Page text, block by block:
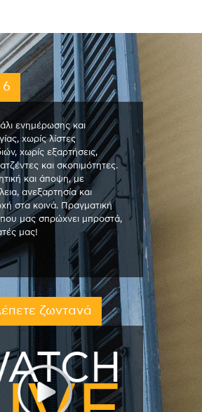
6
ενημέρωσης και
χωρίς λίστες
χωρίς εξαρτήσεις,
και σκοπιμότητες.
και άποψη, με
ανεξαρτησία και
στα κοινά. Πραγματική
μας σπρώχνει μπροστά,
μας!
ζωντανά